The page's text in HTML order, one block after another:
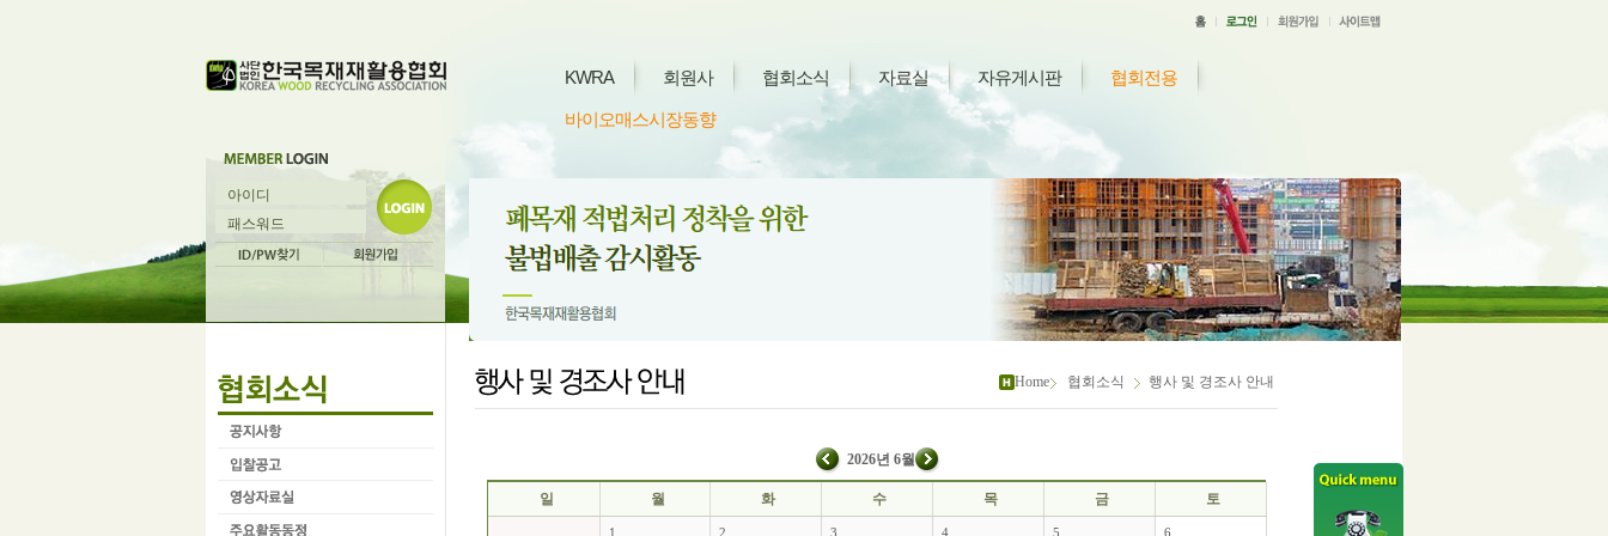
KWRA 회원사 협회소식 자료실 자유게시판 협회전용
바이오매스시장동향
Home 협회소식 행사 및 경조사 안내
2026년 6월
일 월 화 수 목 금 토
1 2 3 4 5 6